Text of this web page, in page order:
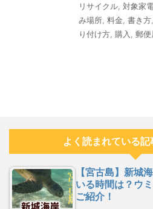
リサイクル 対象家
み場所 料金 書き方
り付け方 購入 郵便
よく読まれている記
【宮古島】新城
いる時間は？ウ
ご紹介！